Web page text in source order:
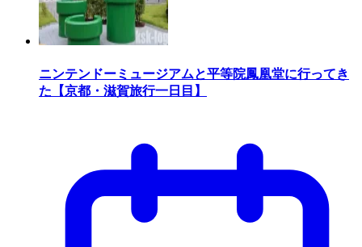
ニンテンドーミュージアムと平等院鳳凰堂に行ってき
た【京都・滋賀旅行一日目】